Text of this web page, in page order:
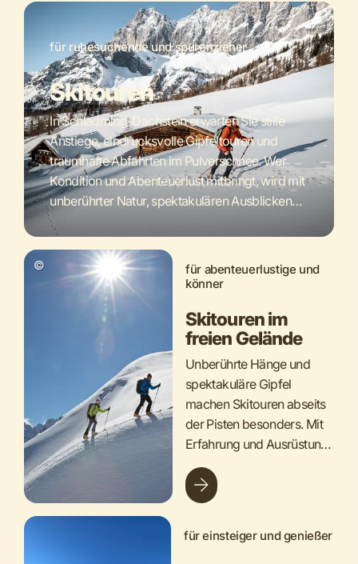
für ruhesuchende und spurenzieher
Skitouren
In Schladming-Dachstein erwarten Sie stille
Anstiege, eindrucksvolle Gipfeltouren und
traumhafte Abfahrten im Pulverschnee. Wer
Kondition und Abenteuerlust mitbringt, wird mit
unberührter Natur, spektakulären Ausblicken
und unvergesslichen Momenten belohnt.
©
für abenteuerlustige und
könner
Skitouren im
freien Gelände
Unberührte Hänge und
spektakuläre Gipfel
machen Skitouren abseits
der Pisten besonders. Mit
Erfahrung und Ausrüstung
warten unvergessliche
Naturerlebnisse und
traumhafte Abfahrten.
für einsteiger und genießer